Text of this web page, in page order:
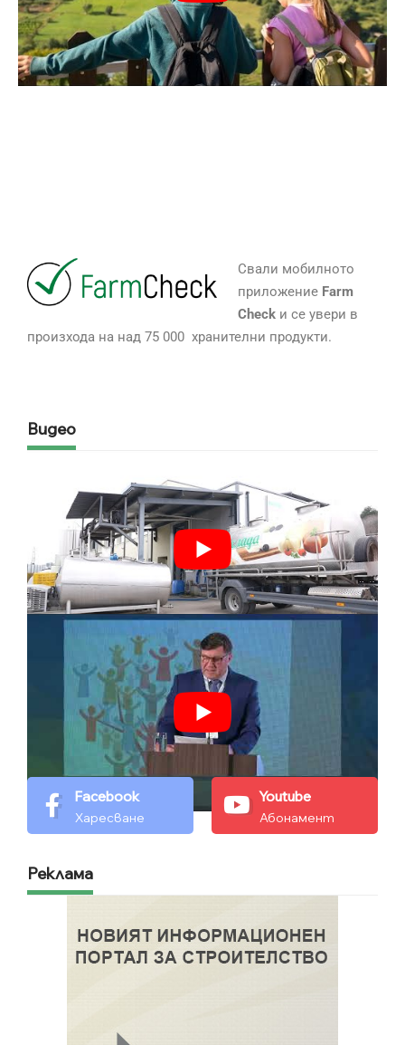
Свали мобилното
приложение Farm
Checkи се увери в
произхода на над 75 000 хранителни продукти.
Видео
Facebook
Харесване
Youtube
Абонамент
Реклама